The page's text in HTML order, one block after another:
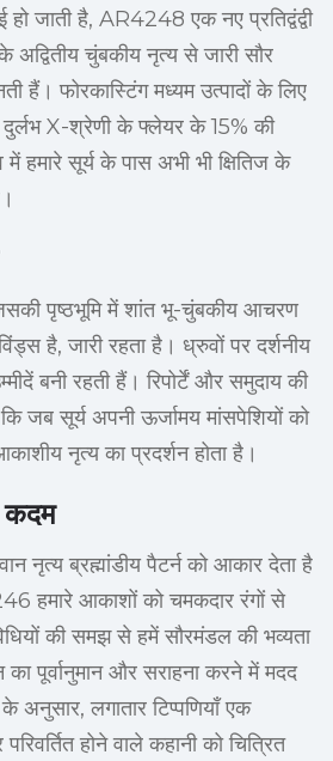
जाती है, AR4248 एक नए प्रतिद्वंद्वी
चुंबकीय नृत्य से जारी सौर
हैं। फोरकास्टिंग मध्यम उत्पादों के लिए
X-श्रेणी के फ्लेयर के 15% की
हमारे सूर्य के पास अभी भी क्षितिज के
पृष्ठभूमि में शांत भू-चुंबकीय आचरण
है, जारी रहता है। ध्रुवों पर दर्शनीय
बनी रहती हैं। रिपोर्टें और समुदाय की
जब सूर्य अपनी ऊर्जामय मांसपेशियों को
नृत्य का प्रदर्शन होता है।
कदम
नृत्य ब्रह्मांडीय पैटर्न को आकार देता है
हमारे आकाशों को चमकदार रंगों से
की समझ से हमें सौरमंडल की भव्यता
पूर्वानुमान और सराहना करने में मदद
के अनुसार, लगातार टिप्पणियाँ एक
होने वाले कहानी को चित्रित